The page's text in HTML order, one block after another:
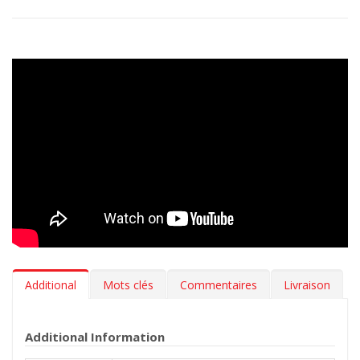
Additional Mots clés Commentaires Livraison
Additional Information